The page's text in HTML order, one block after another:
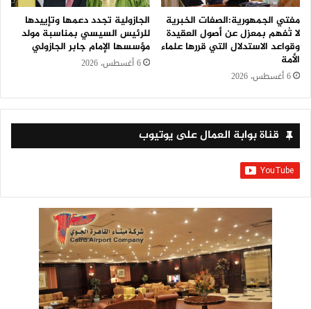
مفتي الجمهورية:الصفات الخبرية
لا تُفهم بمعزل عن أصول العقيدة
وقواعد الاستدلال التي قررها علماء
الأمة
6 أغسطس، 2026
الجازولية تجدد دعمها وتإييدها
للرئيس السيسي بمناسبة مولد
مؤسسها الإمام جابر الجازولي
6 أغسطس، 2026
قناة بوابة العمال على يوتيوب